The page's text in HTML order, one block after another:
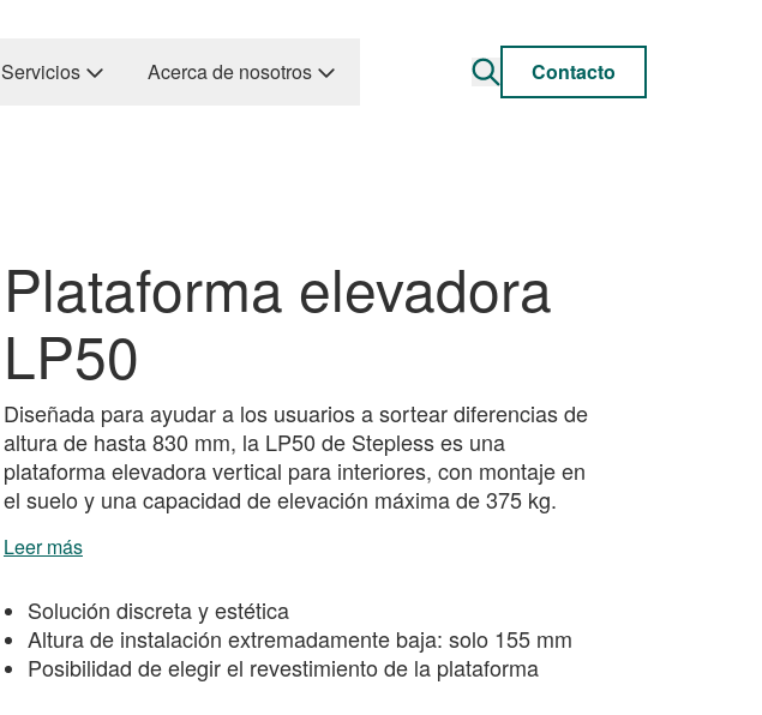
Servicios Acerca de nosotros Contacto
Plataforma elevadora
LP50
Diseñada para ayudar a los usuarios a sortear diferencias de
altura de hasta 830 mm, la LP50 de Stepless es una
plataforma elevadora vertical para interiores, con montaje en
el suelo y una capacidad de elevación máxima de 375 kg.
Leer más
Solución discreta y estética
Altura de instalación extremadamente baja: solo 155 mm
Posibilidad de elegir el revestimiento de la plataforma